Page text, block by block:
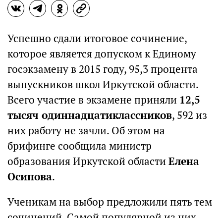
Успешно сдали итоговое сочинение,
которое является допуском к Единому
госэкзамену в 2015 году, 95,3 процента
выпускников школ Иркутской области.
Всего участие в экзамене приняли 12,5
тысяч одиннадцатиклассников, 592 из
них работу не зачли. Об этом на
брифинге сообщила министр
образования Иркутской области Елена
Осипова.
Ученикам на выбор предложили пять тем